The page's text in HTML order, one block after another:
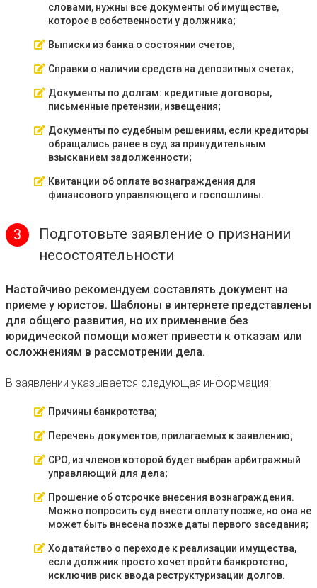
словами, нужны все документы об имуществе,
которое в собственности у должника;
Выписки из банка о состоянии счетов;
Справки о наличии средств на депозитных счетах;
Документы по долгам: кредитные договоры,
письменные претензии, извещения;
Документы по судебным решениям, если кредиторы
обращались ранее в суд за принудительным
взысканием задолженности;
Квитанции об оплате вознаграждения для
финансового управляющего и госпошлины.
3
Подготовьте заявление о признании
несостоятельности
Настойчиво рекомендуем составлять документ на
приеме у юристов. Шаблоны в интернете представлены
для общего развития, но их применение без
юридической помощи может привести к отказам или
осложнениям в рассмотрении дела.
В заявлении указывается следующая информация:
Причины банкротства;
Перечень документов, прилагаемых к заявлению;
СРО, из членов которой будет выбран арбитражный
управляющий для дела;
Прошение об отсрочке внесения вознаграждения.
Можно попросить суд внести оплату позже, но она не
может быть внесена позже даты первого заседания;
Ходатайство о переходе к реализации имущества,
если должник просто хочет пройти банкротство,
исключив риск ввода реструктуризации долгов.